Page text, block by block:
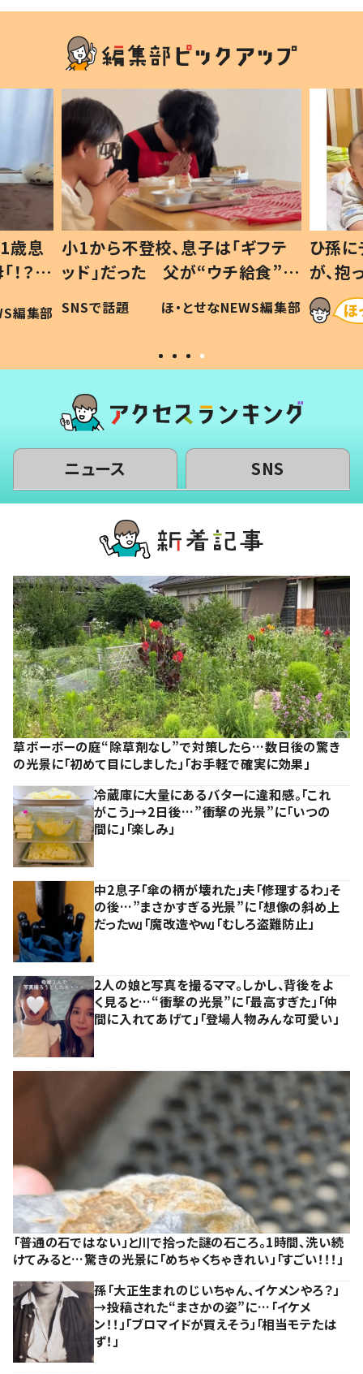
歳息
？」
編集部
小1から不登校、息子は「ギフテ
ッド」だった 父が“ウチ給食”を
作り続ける理由とは #令和の親
#令和の子
SNSで話題 ほ・とせなNEWS編集部
ひ孫
が、
「涙が
い」
ニュース SNS
草ボーボーの庭“除草剤なし”で対策したら…数日後の驚き
の光景に「初めて目にしました」「お手軽で確実に効果」
冷蔵庫に大量にあるバターに違和感。「これ
がこう」→2日後…”衝撃の光景”に「いつの
間に」「楽しみ」
中2息子「傘の柄が壊れた」夫「修理するわ」そ
の後…”まさかすぎる光景”に「想像の斜め上
だったｗ」「魔改造やｗ」「むしろ盗難防止」
2人の娘と写真を撮るママ。しかし、背後をよ
く見ると…“衝撃の光景”に「最高すぎた」「仲
間に入れてあげて」「登場人物みんな可愛い」
「普通の石ではない」と川で拾った謎の石ころ。1時間、洗い続
けてみると…驚きの光景に「めちゃくちゃきれい」「すごい！！！」
孫「大正生まれのじいちゃん、イケメンやろ？」
→投稿された“まさかの姿”に…「イケメ
ン！！」「ブロマイドが買えそう」「相当モテたは
ず！」